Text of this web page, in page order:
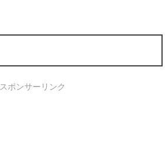
スポンサーリンク